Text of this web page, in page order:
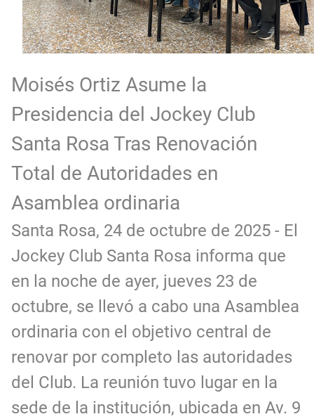
Moisés Ortiz Asume la
Presidencia del Jockey Club
Santa Rosa Tras Renovación
Total de Autoridades en
Asamblea ordinaria
Santa Rosa, 24 de octubre de 2025 - El
Jockey Club Santa Rosa informa que
en la noche de ayer, jueves 23 de
octubre, se llevó a cabo una Asamblea
ordinaria con el objetivo central de
renovar por completo las autoridades
del Club. La reunión tuvo lugar en la
sede de la institución, ubicada en Av. 9